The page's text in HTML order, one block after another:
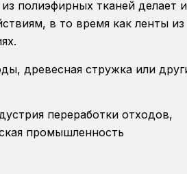
полиэфирных тканей делает
в то время как ленты
древесная стружка или
переработки отходов,
промышленность